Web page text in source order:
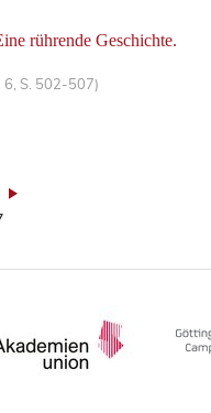
rührende Geschichte.
6, S. 502-507)